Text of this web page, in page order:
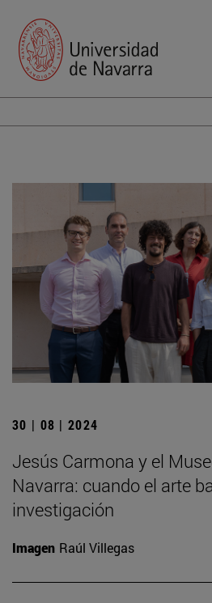
30 | 08 | 2024
Jesús Carmona y el
Navarra: cuando el arte
investigación
Imagen Raúl Villegas